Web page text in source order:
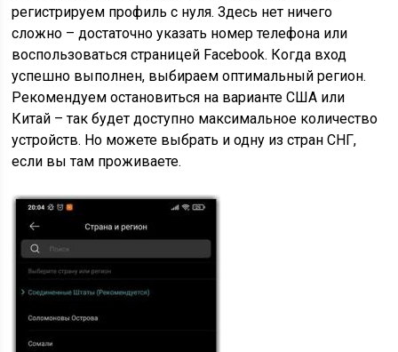
регистрируем профиль с нуля. Здесь нет ничего
сложно – достаточно указать номер телефона или
воспользоваться страницей Facebook. Когда вход
успешно выполнен, выбираем оптимальный регион.
Рекомендуем остановиться на варианте США или
Китай – так будет доступно максимальное количество
устройств. Но можете выбрать и одну из стран СНГ,
если вы там проживаете.